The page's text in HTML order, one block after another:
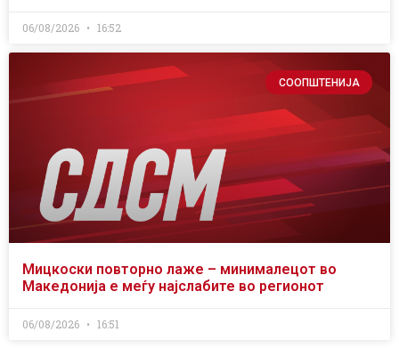
06/08/2026 16:52
СООПШТЕНИЈА
Мицкоски повторно лаже – минималецот во
Македонија е меѓу најслабите во регионот
06/08/2026 16:51